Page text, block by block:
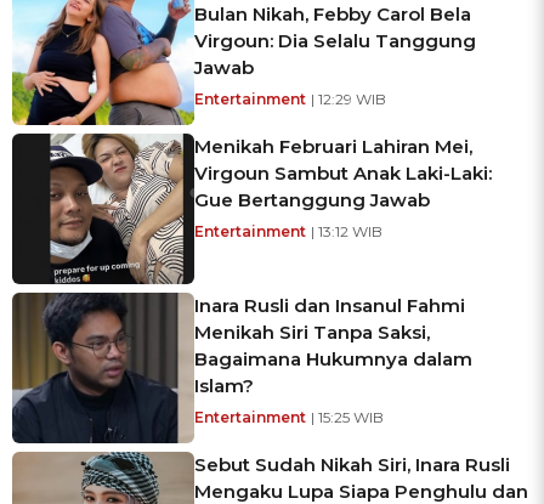
Bulan Nikah, Febby Carol Bela
Virgoun: Dia Selalu Tanggung
Jawab
Entertainment | 12:29 WIB
Menikah Februari Lahiran Mei,
Virgoun Sambut Anak Laki-Laki:
Gue Bertanggung Jawab
Entertainment | 13:12 WIB
Inara Rusli dan Insanul Fahmi
Menikah Siri Tanpa Saksi,
Bagaimana Hukumnya dalam
Islam?
Entertainment | 15:25 WIB
Sebut Sudah Nikah Siri, Inara Rusli
Mengaku Lupa Siapa Penghulu dan